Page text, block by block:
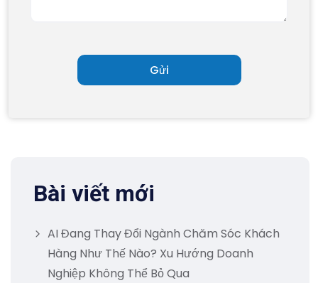
Bài viết mới
AI Đang Thay Đổi Ngành Chăm Sóc Khách
Hàng Như Thế Nào? Xu Hướng Doanh
Nghiệp Không Thể Bỏ Qua